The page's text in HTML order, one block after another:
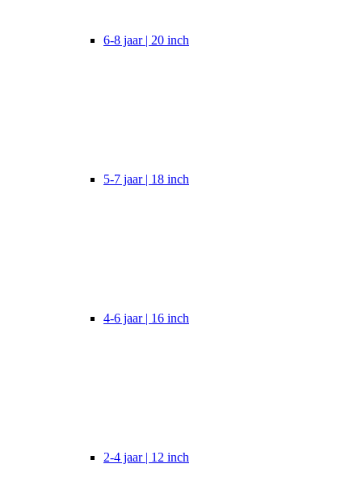
6-8 jaar | 20 inch
5-7 jaar | 18 inch
4-6 jaar | 16 inch
2-4 jaar | 12 inch